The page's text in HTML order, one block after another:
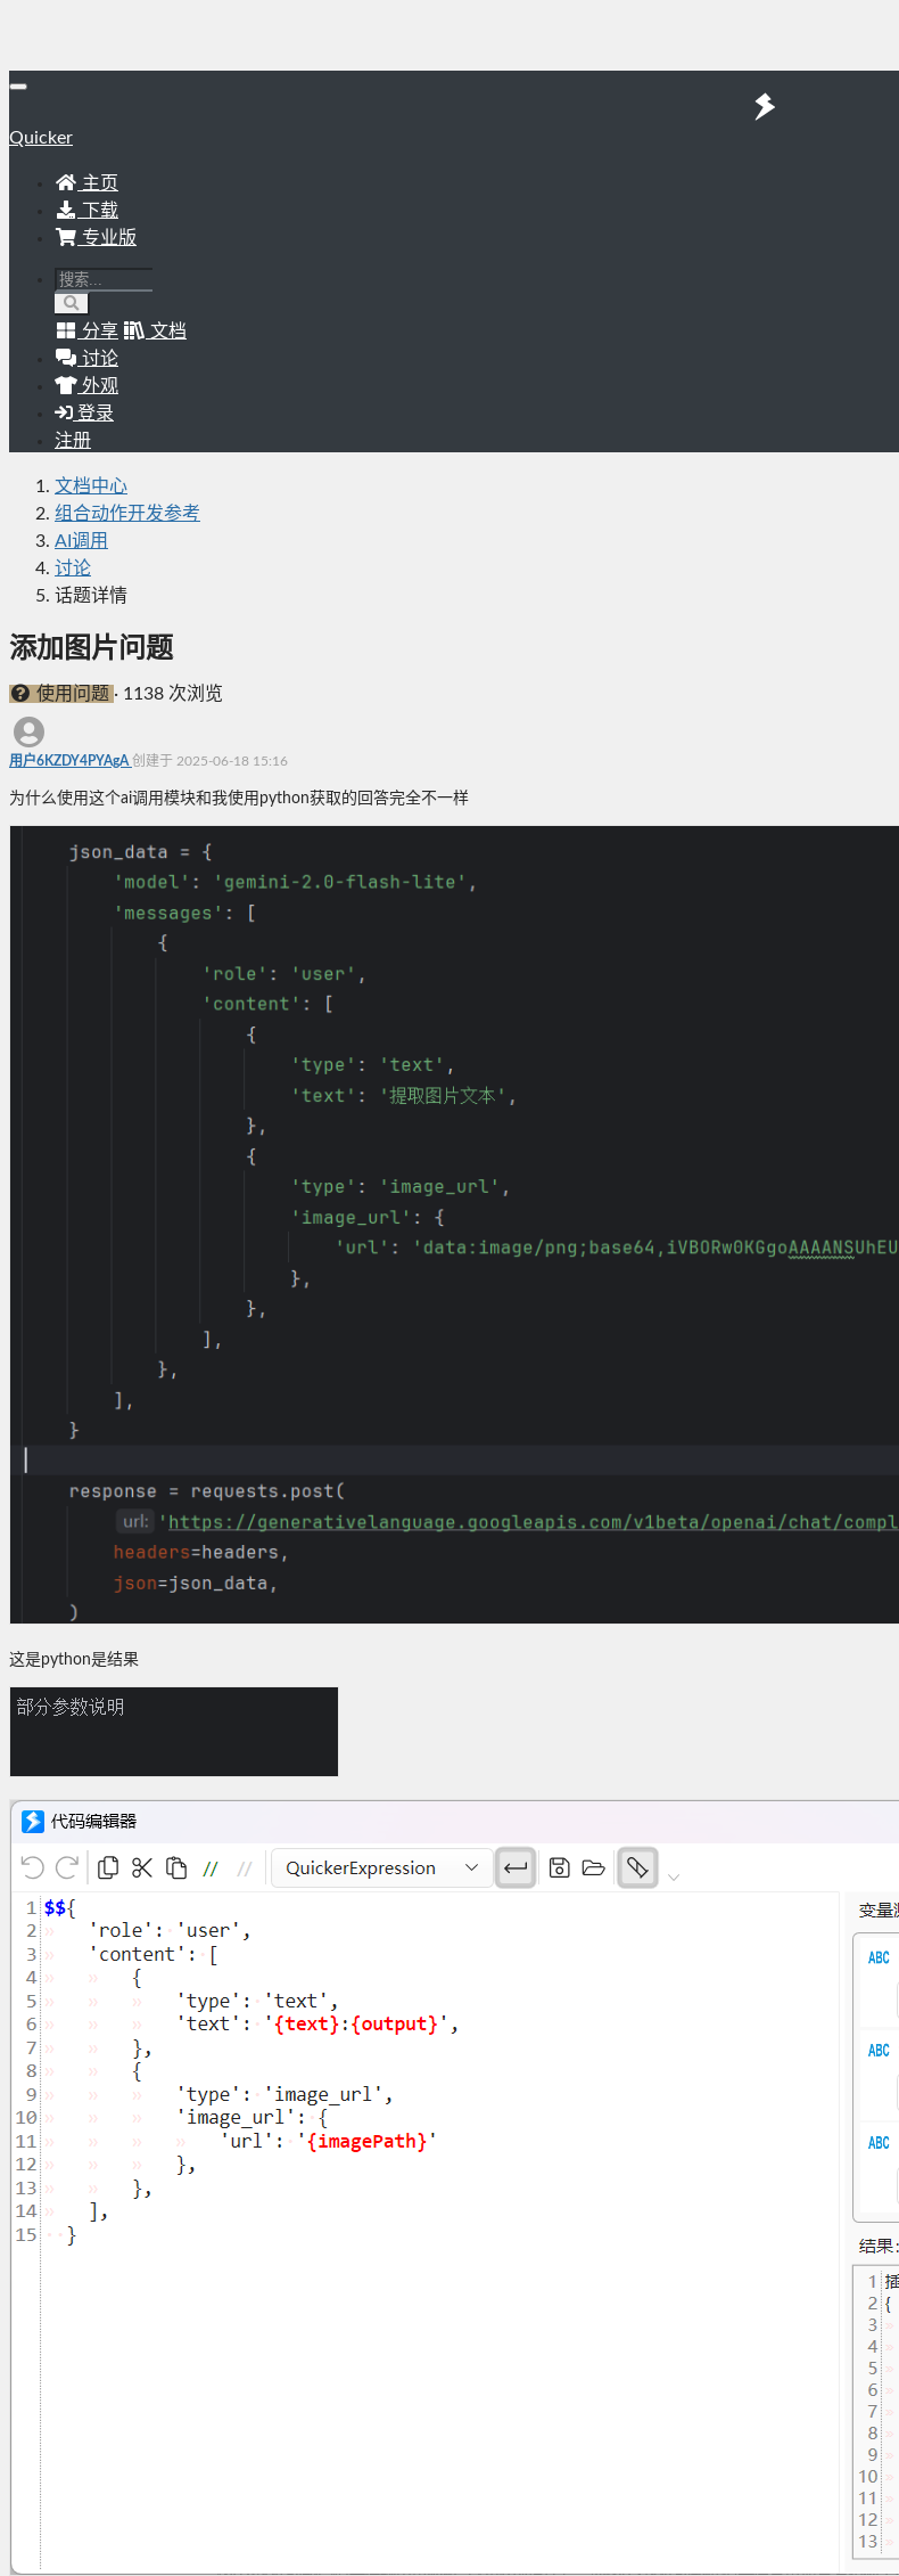
Quicker
主页
下载
专业版
分享
文档
讨论
外观
登录
注册
文档中心
组合动作开发参考
AI调用
讨论
话题详情
添加图片问题
使用问题 · 1138 次浏览
用户6KZDY4PYAgA 创建于 2025-06-18 15:16
为什么使用这个ai调用模块和我使用python获取的回答完全不一样
这是python是结果